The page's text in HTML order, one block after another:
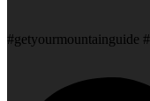
#getyourmountainguide